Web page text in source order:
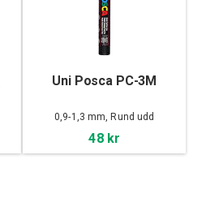
Uni Posca PC-3M
0,9-1,3 mm, Rund udd
48 kr